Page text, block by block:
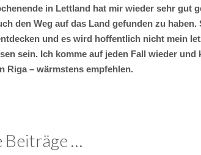
in Lettland hat mir wieder sehr gut
den Weg auf das Land gefunden zu
und es wird hoffentlich nicht mein
sein. Ich komme auf jeden Fall wieder und
Riga – wärmstens empfehlen.
…